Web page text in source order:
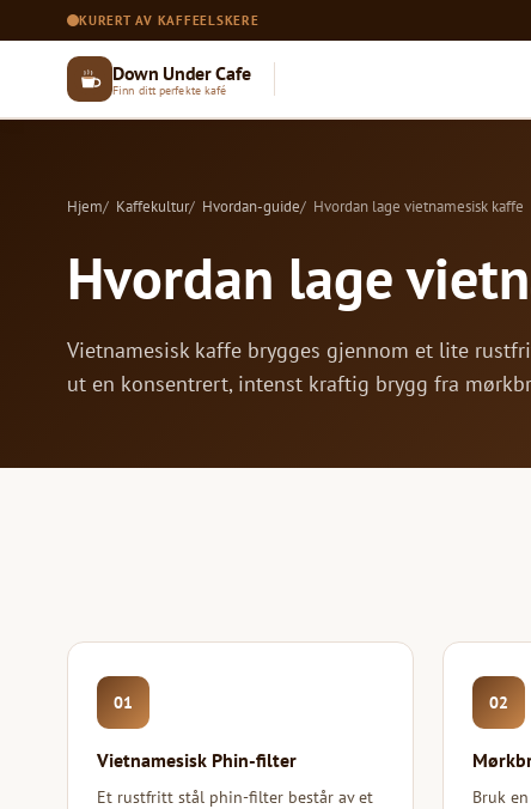
KURERT AV KAFFEELSKERE
Down Under Cafe
Finn ditt perfekte kafé
Hjem Kaffekultur Hvordan-guide Hvordan lage vietnamesisk kaffe
Hvordan lage
Vietnamesisk kaffe brygges gjennom et lite
ut en konsentrert, intenst kraftig brygg fra
01
Vietnamesisk Phin-filter
Et rustfritt stål phin-filter består av et
02
Bruk